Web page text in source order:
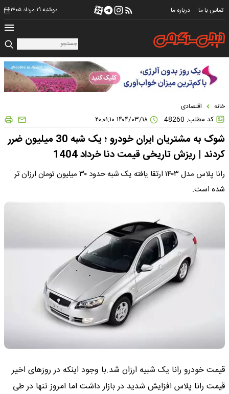
تماس با ما درباره ما دوشنبه ۱۹ مرداد ۱۴۰۵
خانه اقتصادی
کد مطلب: 48260
شوک به مشتریان ایران خودرو ؛ یک شبه 30 میلیون ضرر
کردند | ریزش تاریخی قیمت دنا خرداد 1404
رانا پلاس مدل ۱۴۰۳ ارتقا یافته یک شبه حدود ۳۰ میلیون تومان ارزان تر
شده است.
قیمت خودرو رانا یک شبیه ارزان شد.با وجود اینکه در روزهای اخیر
قیمت رانا پلاس افزایش شدید در بازار داشت اما امروز تنها در طی